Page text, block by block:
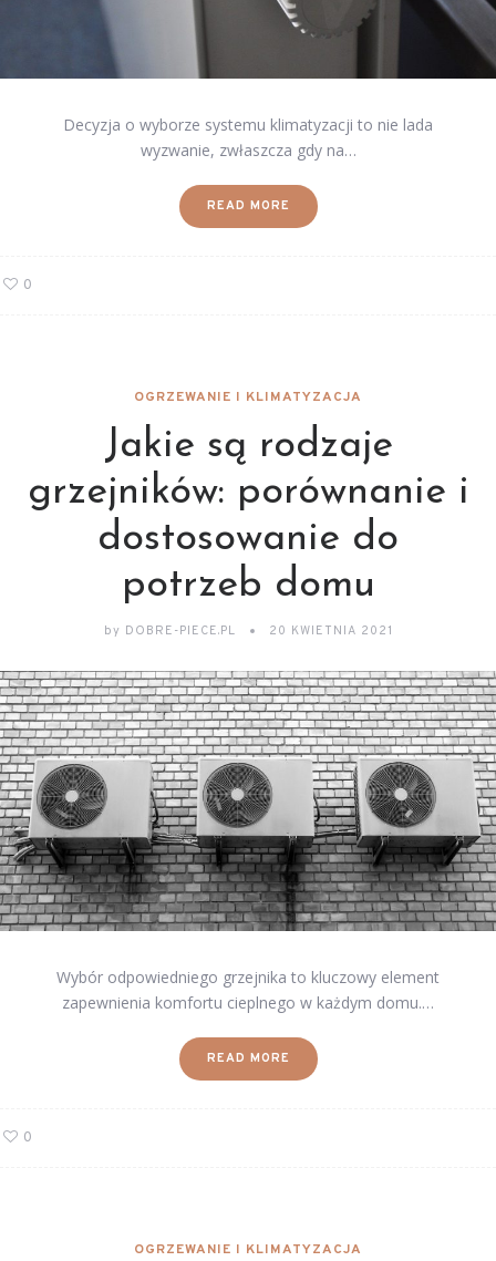
Decyzja o wyborze systemu klimatyzacji to nie lada
wyzwanie, zwłaszcza gdy na…
READ MORE
0
OGRZEWANIE I KLIMATYZACJA
Jakie są rodzaje
grzejników: porównanie i
dostosowanie do
potrzeb domu
by DOBRE-PIECE.PL 20 KWIETNIA 2021
Wybór odpowiedniego grzejnika to kluczowy element
zapewnienia komfortu cieplnego w każdym domu.…
READ MORE
0
OGRZEWANIE I KLIMATYZACJA